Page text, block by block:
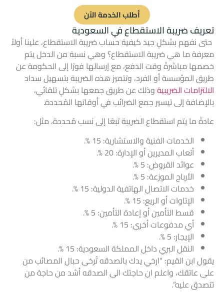
أطلب الخدمة الآن
تعريف ضريبة الاستقطاع في السعودية
حتى نفهم بشكلٍ جيد كيفية حساب ضريبة الاستقطاع، علينا أولاً
معرفة ما هي ضريبة الاستقطاع؟ وهي نسبة من الدخل يتم
خصمها مباشرةً وقت الدفع، مع إرسالها فورًا إلى الحكومة عن
طريق المؤسسة أو الفرد، وتتميز هذه الضريبة بتسهيل سداد
الالتزامات الضريبيةوذلك عن طريق جمعها بشكلٍ تلقائي،
بالإضافة إلى تيسير جمع الضرائب في أوقاتها المُحددة.
عادةً ما يتم استقطاع الضريبة تبعًا إلى نسب مُحددة، مثل:
الخدمات الفنية والاستشارية: 15 %.
أتعاب المديرين أو الإدارة: 20 %.
عوائد القروض: 5 %.
الأرباح الموزعة: 5 %.
خدمات الاتصال الهاتفية الدولية: 15 %.
الإتاوات أو الريع: 15 %.
قسط التأمين أو إعادة التأمين: 5 %.
أي مدفوعات أخرى: 15 %.
الإيجار: 5 %.
النقل البري داخل المملكة السعودية: 15 %.
يقول ابن القيم: “ارخي يدك بالصدقه تُرخی حبال المصائب من
علی عاتقك، واعلم ان حاجتك الی الصدقه أشد من حاجة من
تتصدق عليه”.